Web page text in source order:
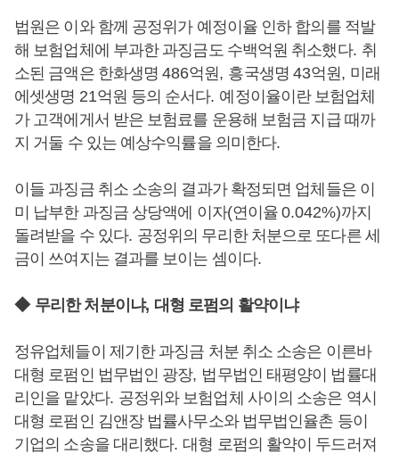
법원은 이와 함께 공정위가 예정이율 인하 합의를 적발
해 보험업체에 부과한 과징금도 수백억원 취소했다. 취
소된 금액은 한화생명486억원, 흥국생명 43억원, 미래
에셋생명 21억원 등의 순서다. 예정이율이란 보험업체
가 고객에게서 받은 보험료를 운용해 보험금 지급 때까
지 거둘 수 있는 예상수익률을 의미한다.
이들 과징금 취소 소송의 결과가 확정되면 업체들은 이
미 납부한 과징금 상당액에 이자(연이율0.042%)까지
돌려받을 수 있다. 공정위의 무리한 처분으로 또다른 세
금이 쓰여지는 결과를 보이는 셈이다.
◆ 무리한 처분이냐, 대형 로펌의 활약이냐
정유업체들이 제기한 과징금 처분 취소 소송은 이른바
대형 로펌인 법무법인 광장, 법무법인 태평양이 법률대
리인을 맡았다. 공정위와 보험업체 사이의 소송은 역시
대형 로펌인 김앤장 법률사무소와 법무법인율촌 등이
기업의 소송을 대리했다. 대형 로펌의 활약이 두드러져